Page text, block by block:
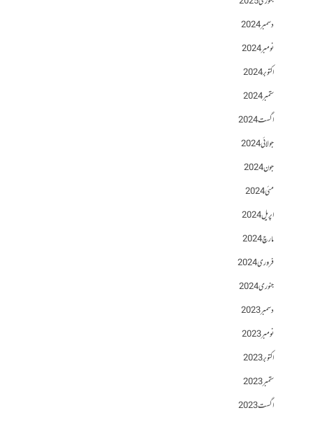
دسمبر 2024
نومبر 2024
اکتوبر 2024
ستمبر 2024
اگست 2024
جولائی 2024
جون 2024
مئی 2024
اپریل 2024
مارچ 2024
فروری 2024
جنوری 2024
دسمبر 2023
نومبر 2023
اکتوبر 2023
ستمبر 2023
اگست 2023